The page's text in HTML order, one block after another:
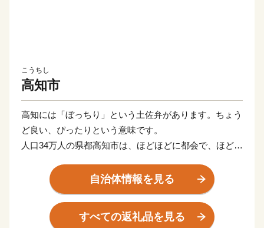
こうちし
高知市
高知には「ぼっちり」という土佐弁があります。ちょう
ど良い、ぴったりという意味です。
人口34万人の県都高知市は、ほどほどに都会で、ほどよ
人が暮らすのにまさに「ぼっちり」の都市サイズです。
市域はかなり広いのですが、市街地としては南北３キ
ロ、東西５キロほど。
そのエリアの中に街の機能がぎゅっと詰まったコンパク
自治体情報を見る
すべての返礼品を見る